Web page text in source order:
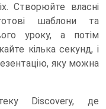
Створюйте власні
шаблони та
уроку, а потім
кілька секунд, і
яку можна
Discovery, де